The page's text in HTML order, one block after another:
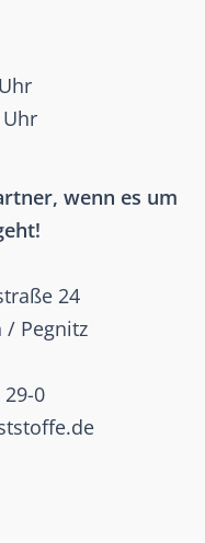
Uhr
wenn es um
24
/ Pegnitz
29-0